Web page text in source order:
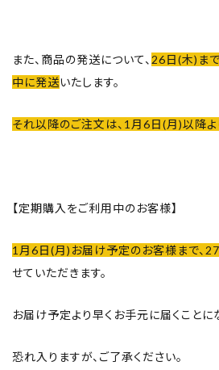
取扱店舗
また、商品の発送について、 26日(木)ま
中に発送いたします。
それ以降のご注文は、1月6日(月)以降
【定期購入をご利用中のお客様】
1月6日(月)お届け予定のお客様まで、
せていただきます。
お届け予定より早くお手元に届くことに
恐れ入りますが、ご了承ください。